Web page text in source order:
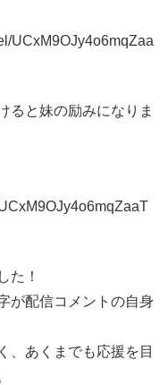
UCxM9OJy4o6mqZaa
ると妹の励みになりま
た！
が配信コメントの自身
、あくまでも応援を目